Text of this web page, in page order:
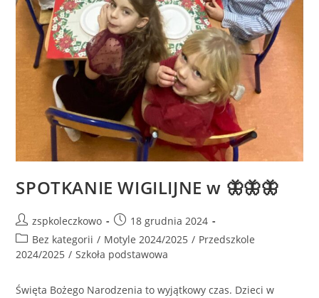
SPOTKANIE WIGILIJNE w 🦋🦋🦋
zspkoleczkowo
18 grudnia 2024
Bez kategorii / Motyle 2024/2025 / Przedszkole
2024/2025 / Szkoła podstawowa
Święta Bożego Narodzenia to wyjątkowy czas. Dzieci w